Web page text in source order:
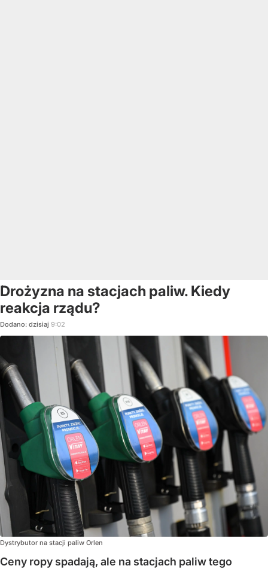
Drożyzna na stacjach paliw. Kiedy
reakcja rządu?
Dodano: dzisiaj 9:02
Dystrybutor na stacji paliw Orlen
Ceny ropy spadają, ale na stacjach paliw tego